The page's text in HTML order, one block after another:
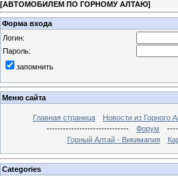
[АВТОМОБИЛЕМ ПО ГОРНОМУ АЛТАЮ]
Форма входа
Логин:
Пароль:
запомнить
Меню сайта
Главная страница Новости из Горного
------------------------------
Форум
Горный Алтай - Викимапия
Categories